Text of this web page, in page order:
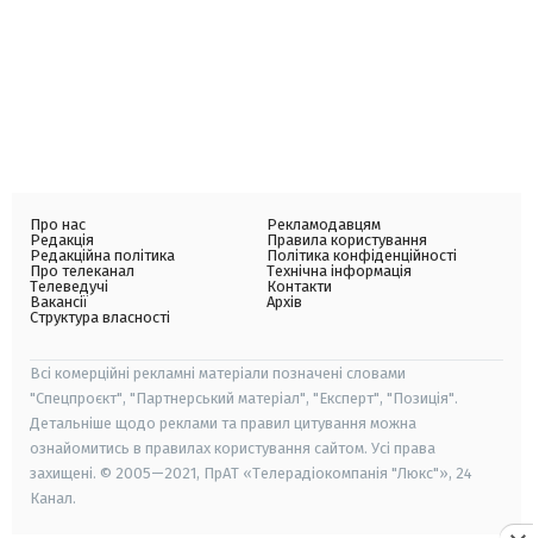
Про нас
Редакція
Редакційна політика
Про телеканал
Телеведучі
Вакансії
Структура власності
Рекламодавцям
Правила користування
Політика конфіденційності
Технічна інформація
Контакти
Архів
Всі комерційні рекламні матеріали позначені словами
"Спецпроєкт", "Партнерський матеріал", "Експерт", "Позиція".
Детальніше щодо реклами та правил цитування можна
ознайомитись в правилах користування сайтом. Усі права
захищені. © 2005—2021, ПрАТ «Телерадіокомпанія "Люкс"», 24
Канал.